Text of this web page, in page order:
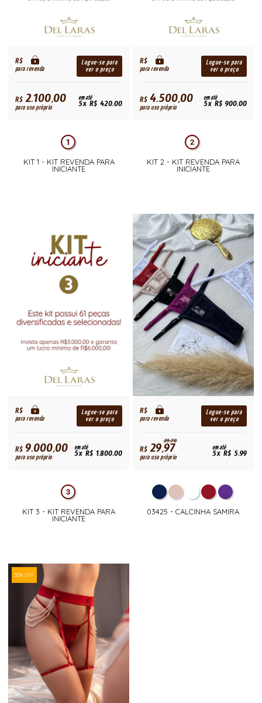
R$
para revenda
Logue-se para
ver o preço
R$2.100,00
para uso próprio
em até
5x R$ 420,00
KIT 1 - KIT REVENDA PARA
INICIANTE
R$
para revenda
Logue-se para
ver o preço
R$4.500,00
para uso próprio
em até
5x R$ 900,00
KIT 2 - KIT REVENDA PARA
INICIANTE
R$
para revenda
Logue-se para
ver o preço
R$9.000,00
para uso próprio
em até
5x R$ 1.800,00
KIT 3 - KIT REVENDA PARA
INICIANTE
R$
para revenda
Logue-se para
ver o preço
29,70
R$29,97
para uso próprio
em até
5x R$ 5,99
03425 - CALCINHA SAMIRA
30% OFF